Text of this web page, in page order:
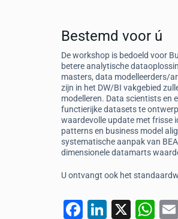
Bestemd voor ú
De workshop is bedoeld voor
betere analytische
masters, data modelleerders/
zijn in het DW/BI vakgebied
modelleren. Data scientists en
functierijke datasets te
waardevolle update met frisse
patterns en business model
systematische aanpak van
dimensionele datamarts
U ontvangt ook het
F
Li
X
W